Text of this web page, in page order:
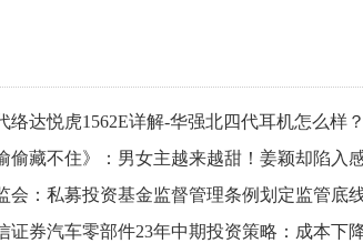
络达悦虎1562E详解-华强北四代耳机怎么样？
偷藏不住》：男女主越来越甜！姜颖却陷入
会：私募投资基金监督管理条例划定监管底